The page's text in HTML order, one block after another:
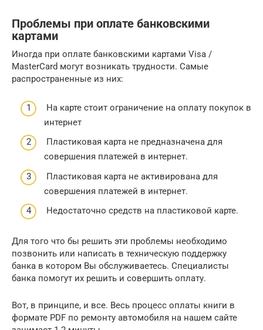
Проблемы при оплате банковскими
картами
Иногда при оплате банковскими картами Visa /
MasterCard могут возникать трудности. Самые
распространенные из них:
На карте стоит ограничение на оплату покупок в
интернет
Пластиковая карта не предназначена для
совершения платежей в интернет.
Пластиковая карта не активирована для
совершения платежей в интернет.
Недостаточно средств на пластиковой карте.
Для того что бы решить эти проблемы необходимо
позвонить или написать в техническую поддержку
банка в котором Вы обслуживаетесь. Специалисты
банка помогут их решить и совершить оплату.
Вот, в принципе, и все. Весь процесс оплаты книги в
формате PDF по ремонту автомобиля на нашем сайте